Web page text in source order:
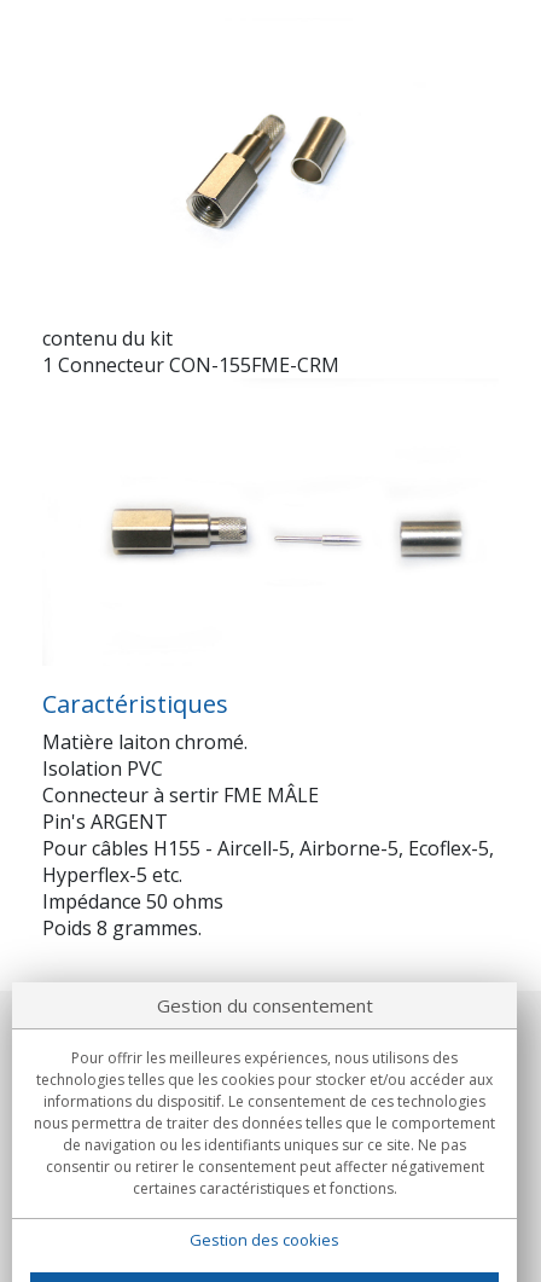
contenu du kit
1 Connecteur CON-155FME-CRM
Caractéristiques
Matière laiton chromé.
Isolation PVC
Connecteur à sertir FME MÂLE
Pin's ARGENT
Pour câbles H155 - Aircell-5, Airborne-5, Ecoflex-5,
Hyperflex-5 etc.
Impédance 50 ohms
Poids 8 grammes.
Notre société
Engagements
Achats
Gestion du consentement
Pour offrir les meilleures expériences, nous utilisons des
technologies telles que les cookies pour stocker et/ou accéder aux
informations du dispositif. Le consentement de ces technologies
nous permettra de traiter des données telles que le comportement
de navigation ou les identifiants uniques sur ce site. Ne pas
consentir ou retirer le consentement peut affecter négativement
certaines caractéristiques et fonctions.
Gestion des cookies